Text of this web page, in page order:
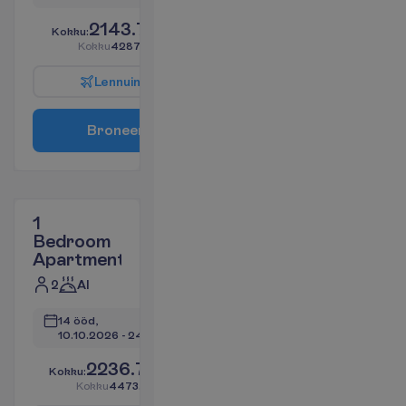
Kokku:2143.73
Kokku4287.45
Lennuin
Broneer
1
Bedroom
Apartment
2 AI
14 ööd,
10.10.2026 - 24.10.2026
Kokku:2236.74
Kokku4473.49